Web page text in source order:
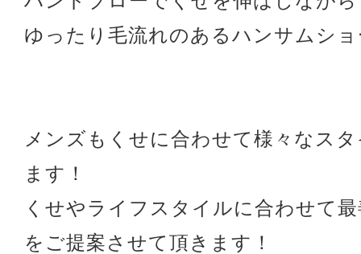
ゆったり毛流れのあるハンサムシ
メンズもくせに合わせて様々なス
ます！
くせやライフスタイルに合わせて
をご提案させて頂きます！